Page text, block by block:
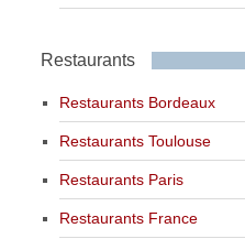
Restaurants
Restaurants Bordeaux
Restaurants Toulouse
Restaurants Paris
Restaurants France